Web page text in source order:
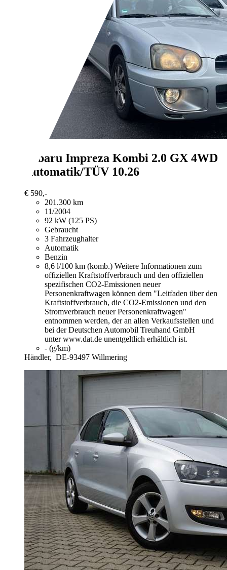
Subaru Impreza Kombi 2.0 GX 4WD
Automatik/TÜV 10.26
€ 590,-
201.300 km
11/2004
92 kW (125 PS)
Gebraucht
3 Fahrzeughalter
Automatik
Benzin
8,6 l/100 km (komb.) Weitere Informationen zum
offiziellen Kraftstoffverbrauch und den offiziellen
spezifischen CO2-Emissionen neuer
Personenkraftwagen können dem "Leitfaden über den
Kraftstoffverbrauch, die CO2-Emissionen und den
Stromverbrauch neuer Personenkraftwagen"
entnommen werden, der an allen Verkaufsstellen und
bei der Deutschen Automobil Treuhand GmbH
unter www.dat.de unentgeltlich erhältlich ist.
- (g/km)
Händler, DE-93497 Willmering